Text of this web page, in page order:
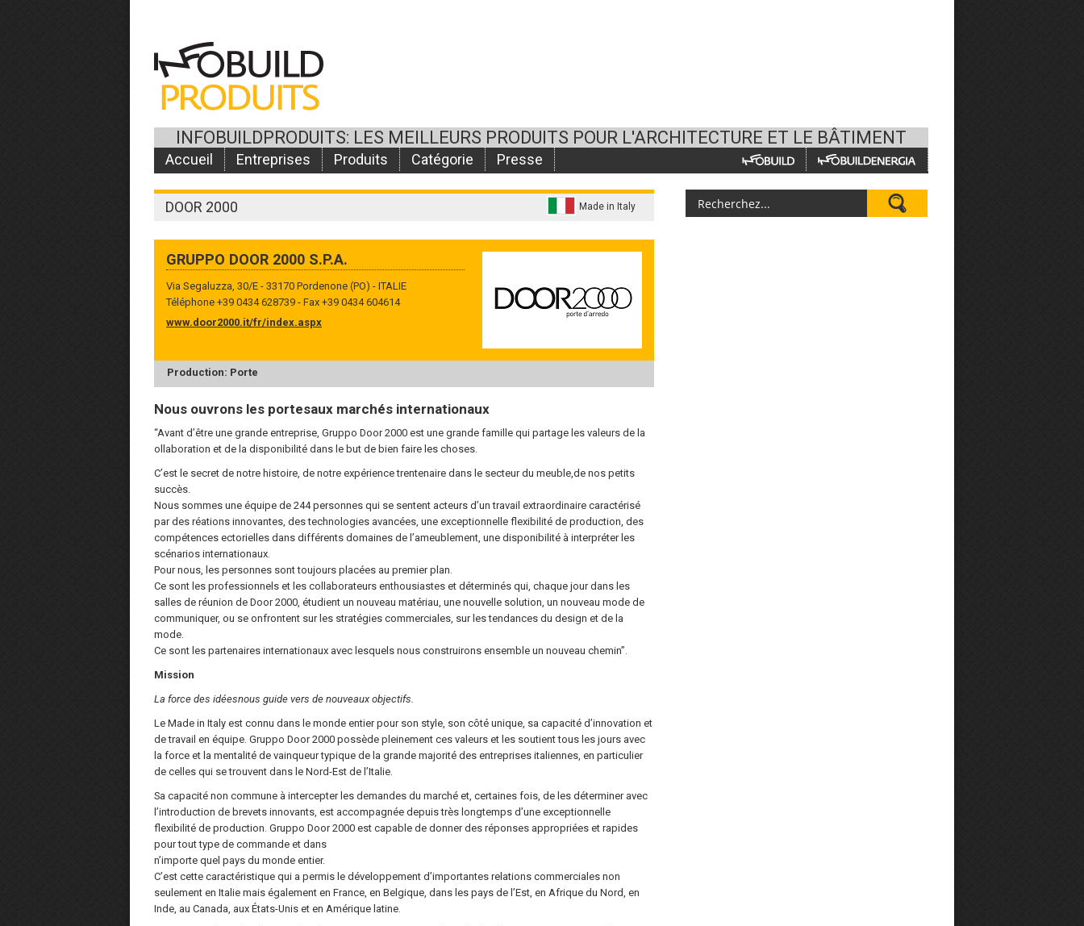
INFOBUILDPRODUITS: LES MEILLEURS PRODUITS POUR L'ARCHITECTURE ET LE BÂTIMENT
Accueil Entreprises Produits Catégorie Presse
DOOR 2000 Made in Italy
GRUPPO DOOR 2000 S.P.A.
Via Segaluzza, 30/E - 33170 Pordenone (PO) - ITALIE
Téléphone +39 0434 628739 - Fax +39 0434 604614
www.door2000.it/fr/index.aspx
Production: Porte
Nous ouvrons les portesaux marchés internationaux
“Avant d’être une grande entreprise, Gruppo Door 2000 est une grande famille qui partage les valeurs de la
ollaboration et de la disponibilité dans le but de bien faire les choses.
C’est le secret de notre histoire, de notre expérience trentenaire dans le secteur du meuble,de nos petits
succès.
Nous sommes une équipe de 244 personnes qui se sentent acteurs d’un travail extraordinaire caractérisé
par des réations innovantes, des technologies avancées, une exceptionnelle flexibilité de production, des
compétences ectorielles dans différents domaines de l’ameublement, une disponibilité à interpréter les
scénarios internationaux.
Pour nous, les personnes sont toujours placées au premier plan.
Ce sont les professionnels et les collaborateurs enthousiastes et déterminés qui, chaque jour dans les
salles de réunion de Door 2000, étudient un nouveau matériau, une nouvelle solution, un nouveau mode de
communiquer, ou se onfrontent sur les stratégies commerciales, sur les tendances du design et de la
mode.
Ce sont les partenaires internationaux avec lesquels nous construirons ensemble un nouveau chemin”.
Mission
La force des idéesnous guide vers de nouveaux objectifs.
Le Made in Italy est connu dans le monde entier pour son style, son côté unique, sa capacité d’innovation et
de travail en équipe. Gruppo Door 2000 possède pleinement ces valeurs et les soutient tous les jours avec
la force et la mentalité de vainqueur typique de la grande majorité des entreprises italiennes, en particulier
de celles qui se trouvent dans le Nord-Est de l’Italie.
Sa capacité non commune à intercepter les demandes du marché et, certaines fois, de les déterminer avec
l’introduction de brevets innovants, est accompagnée depuis très longtemps d’une exceptionnelle
flexibilité de production. Gruppo Door 2000 est capable de donner des réponses appropriées et rapides
pour tout type de commande et dans
n’importe quel pays du monde entier.
C’est cette caractéristique qui a permis le développement d’importantes relations commerciales non
seulement en Italie mais également en France, en Belgique, dans les pays de l’Est, en Afrique du Nord, en
Inde, au Canada, aux États-Unis et en Amérique latine.